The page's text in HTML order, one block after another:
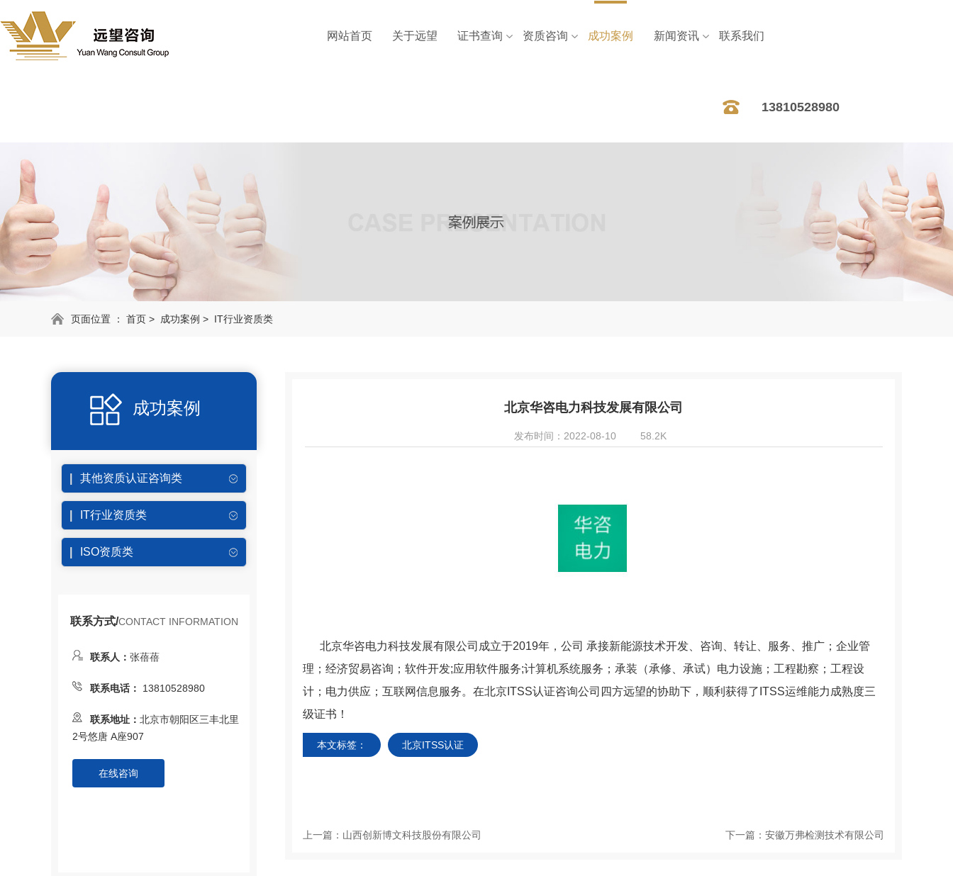
网站首页 关于远望 证书查询 资质咨询 成功案例 新闻资讯 联系我们
13810528980
页面位置 ： 首页 > 成功案例 > IT行业资质类
成功案例
其他资质认证咨询类
IT行业资质类
ISO资质类
联系方式/CONTACT INFORMATION
联系人： 张蓓蓓
联系电话： 13810528980
联系地址： 北京市朝阳区三丰北里
2号悠唐 A座907
在线咨询
北京华咨电力科技发展有限公司
发布时间：2022-08-10 58.2K
北京华咨电力科技发展有限公司成立于2019年，公司 承接新能源技术开发、咨询、转让、服务、推广；企业管
理；经济贸易咨询；软件开发;应用软件服务;计算机系统服务；承装（承修、承试）电力设施；工程勘察；工程设
计；电力供应；互联网信息服务。在北京ITSS认证咨询公司四方远望的协助下，顺利获得了ITSS运维能力成熟度三
级证书！
本文标签： 北京ITSS认证
上一篇： 山西创新博文科技股份有限公司 下一篇： 安徽万弗检测技术有限公司